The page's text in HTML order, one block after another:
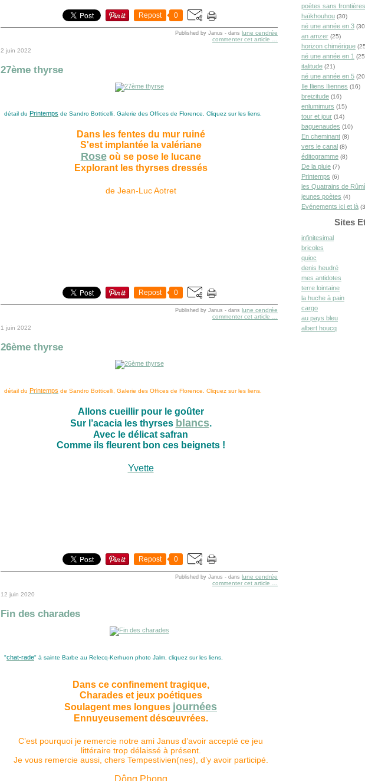
Repost 0
Published by Janus - dans lune cendrée
commenter cet article …
2 juin 2022
27ème thyrse
détail du Printemps de Sandro Botticelli, Galerie des Offices de Florence. Cliquez sur les liens.
Dans les fentes du mur ruiné
S'est implantée la valériane
Roseoù se pose le lucane
Explorant les thyrses dressés
de Jean-Luc Aotret
Repost 0
Published by Janus - dans lune cendrée
commenter cet article …
1 juin 2022
26ème thyrse
détail du Printemps de Sandro Botticelli, Galerie des Offices de Florence. Cliquez sur les liens.
Allons cueillir pour le goûter
Sur l’acacia les thyrses blancs.
Avec le délicat safran
Comme ils fleurent bon ces beignets !
Yvette
Repost 0
Published by Janus - dans lune cendrée
commenter cet article
12 juin 2020
Fin des charades
"chat-rade" à sainte Barbe au Relecq-Kerhuon photo Jalm, cliquez sur les liens,
Dans ce confinement tragique,
Charades et jeux poétiques
Soulagent mes longues journées
Ennuyeusement désœuvrées.
C’est pourquoi je remercie notre ami Janus d’avoir accepté ce jeu
littéraire trop délaissé à présent.
Je vous remercie aussi, chers Tempestivien(nes), d’y avoir participé.
Dông Phong
poètes sans frontières
haïkhouhou (30)
né une année en 3
an amzer (25)
horizon chimérique
né une année en 1
italitude (21)
né une année en 5
Ile Iliens Iliennes (16)
breizitude (16)
enlumimurs (15)
tour et jour (14)
baguenaudes (10)
En cheminant (8)
vers le canal (8)
éditogramme (8)
De la pluie (7)
Printemps (6)
les Quatrains de Rûmî
jeunes poètes (4)
Evénements ici et là
Sites
infinitesimal
bricoles
quioc
denis heudré
mes antidotes
terre lointaine
la huche à pain
cargo
au pays bleu
albert houcq